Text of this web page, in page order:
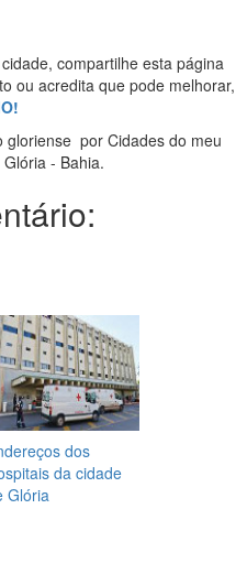
compartilhe esta página
ou acredita que pode melhorar,
gloriense por Cidades do meu
Glória - Bahia.
dos
da cidade
Glória